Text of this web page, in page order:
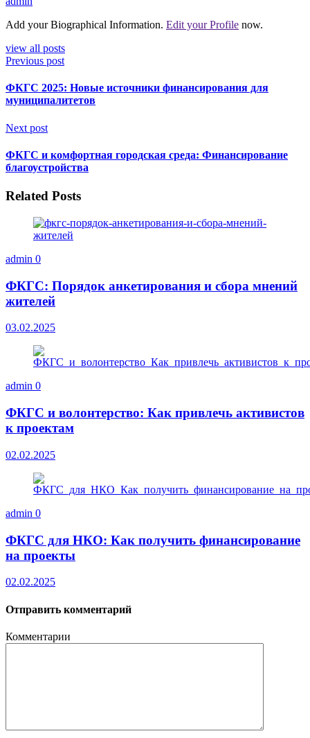
Add your Biographical Information. Edit your Profile now.
view all posts
Previous post
ФКГС 2025: Новые источники финансирования для
муниципалитетов
Next post
ФКГС и комфортная городская среда: Финансирование
благоустройства
Related Posts
admin 0
ФКГС: Порядок анкетирования и сбора мнений
жителей
03.02.2025
admin 0
ФКГС и волонтерство: Как привлечь активистов
к проектам
02.02.2025
admin 0
ФКГС для НКО: Как получить финансирование
на проекты
02.02.2025
Отправить комментарий
Комментарии